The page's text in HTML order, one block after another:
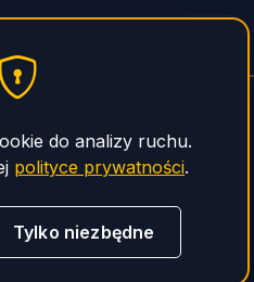
do analizy ruchu.
polityce prywatności.
Tylko niezbędne